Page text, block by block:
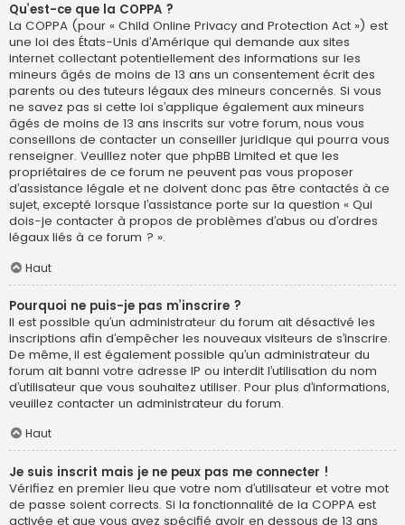
Qu’est-ce que la COPPA ?
La COPPA (pour « Child Online Privacy and Protection Act ») est
une loi des États-Unis d’Amérique qui demande aux sites
internet collectant potentiellement des informations sur les
mineurs âgés de moins de 13 ans un consentement écrit des
parents ou des tuteurs légaux des mineurs concernés. Si vous
ne savez pas si cette loi s’applique également aux mineurs
âgés de moins de 13 ans inscrits sur votre forum, nous vous
conseillons de contacter un conseiller juridique qui pourra vous
renseigner. Veuillez noter que phpBB Limited et que les
propriétaires de ce forum ne peuvent pas vous proposer
d’assistance légale et ne doivent donc pas être contactés à ce
sujet, excepté lorsque l’assistance porte sur la question « Qui
dois-je contacter à propos de problèmes d’abus ou d’ordres
légaux liés à ce forum ? ».
Haut
Pourquoi ne puis-je pas m’inscrire ?
Il est possible qu’un administrateur du forum ait désactivé les
inscriptions afin d’empêcher les nouveaux visiteurs de s’inscrire.
De même, il est également possible qu’un administrateur du
forum ait banni votre adresse IP ou interdit l’utilisation du nom
d’utilisateur que vous souhaitez utiliser. Pour plus d’informations,
veuillez contacter un administrateur du forum.
Haut
Je suis inscrit mais je ne peux pas me connecter !
Vérifiez en premier lieu que votre nom d’utilisateur et votre mot
de passe soient corrects. Si la fonctionnalité de la COPPA est
activée et que vous avez spécifié avoir en dessous de 13 ans